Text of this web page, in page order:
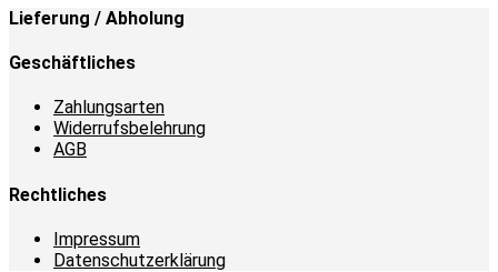
Lieferung / Abholung
Geschäftliches
Zahlungsarten
Widerrufsbelehrung
AGB
Rechtliches
Impressum
Datenschutzerklärung